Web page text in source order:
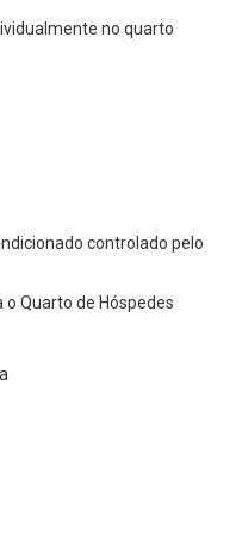
no quarto
controlado pelo
Quarto de Hóspedes